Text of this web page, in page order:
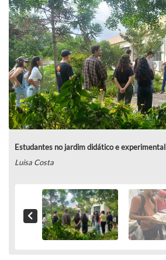
Estudantes no jardim didático e experimental
Luisa Costa